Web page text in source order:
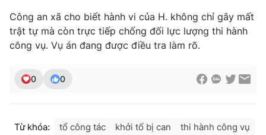
Thị trường 24h Tấm lòng Việt
Liên hệ tòa soạn English
Công an xã cho biết hành vi của H. không chỉ gây mất
trật tự mà còn trực tiếp chống đối lực lượng thi hành
công vụ. Vụ án đang được điều tra làm rõ.
0 0
Từ khóa: tổ công tác khởi tố bị can thi hành công vụ